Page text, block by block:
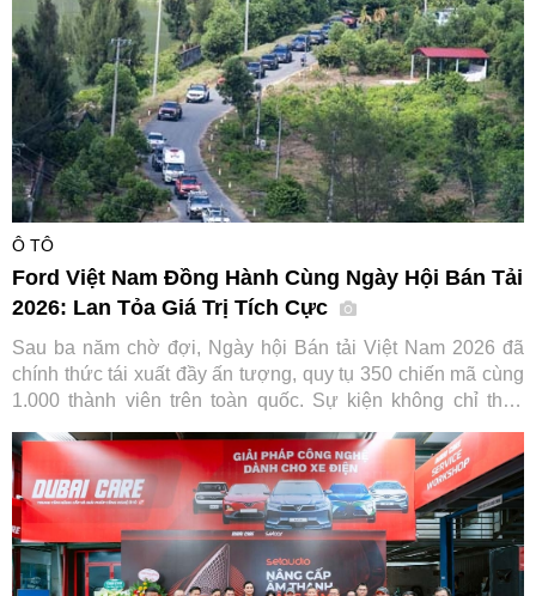
Ô TÔ
Ford Việt Nam Đồng Hành Cùng Ngày Hội Bán Tải
2026: Lan Tỏa Giá Trị Tích Cực
Sau ba năm chờ đợi, Ngày hội Bán tải Việt Nam 2026 đã
chính thức tái xuất đầy ấn tượng, quy tụ 350 chiến mã cùng
1.000 thành viên trên toàn quốc. Sự kiện không chỉ thỏa
Việt Nam trong hành trình gắn kết và lan tỏa giá trị tích cực
cho cộng đồng.